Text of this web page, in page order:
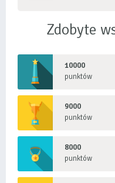
Zdobyte
10000
punktów
9000
punktów
8000
punktów